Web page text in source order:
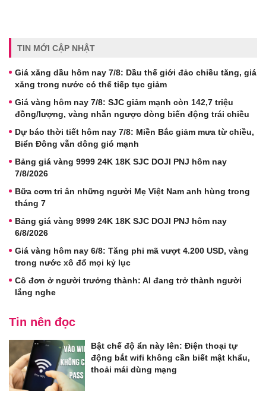
TIN MỚI CẬP NHẬT
Giá xăng dầu hôm nay 7/8: Dầu thế giới đảo chiều tăng, giá
xăng trong nước có thể tiếp tục giảm
Giá vàng hôm nay 7/8: SJC giảm mạnh còn 142,7 triệu
đồng/lượng, vàng nhẫn ngược dòng biến động trái chiều
Dự báo thời tiết hôm nay 7/8: Miền Bắc giảm mưa từ chiều,
Biển Đông vẫn dông gió mạnh
Bảng giá vàng 9999 24K 18K SJC DOJI PNJ hôm nay
7/8/2026
Bữa cơm tri ân những người Mẹ Việt Nam anh hùng trong
tháng 7
Bảng giá vàng 9999 24K 18K SJC DOJI PNJ hôm nay
6/8/2026
Giá vàng hôm nay 6/8: Tăng phi mã vượt 4.200 USD, vàng
trong nước xô đổ mọi kỷ lục
Cô đơn ở người trưởng thành: AI đang trở thành người
lắng nghe
Tin nên đọc
Bật chế độ ẩn này lên: Điện thoại tự
động bắt wifi không cần biết mật khẩu,
thoải mái dùng mạng